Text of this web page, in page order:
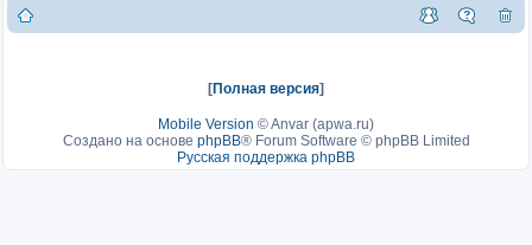
[Полная версия]
Mobile Version ©Anvar (apwa.ru)
Создано на основе phpBB® Forum Software © phpBB Limited
Русская поддержка phpBB